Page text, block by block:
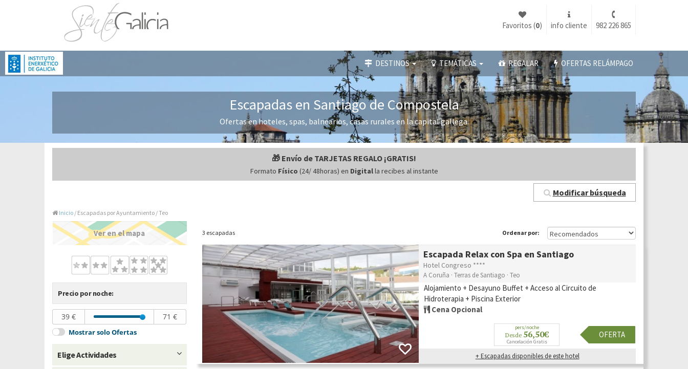
982 226 865
info cliente
Favoritos (0)
DESTINOS TEMÁTICAS REGALAR OFERTAS RELÁMPAGO
Escapadas en Santiago de Compostela
Ofertas en hoteles, spas, balnearios, casas rurales en la capital gallega.
🎁 Envío de TARJETAS REGALO ¡GRATIS!
Formato Físico (24/ 48horas) en Digitalla recibes al instante
Modificar búsqueda
Inicio / Escapadas por Ayuntamiento / Teo
3 escapadas Ordenar por:
Escapada Relax con Spa en Santiago
Hotel Congreso ****
A Coruña · Terras de Santiago · Teo
Alojamiento + Desayuno Buffet + Acceso al Circuito de
Hidroterapia + Piscina Exterior
Cena Opcional
pers/noche
Desde 56,50€
Cancelación Gratis
OFERTA
+ Escapadas disponibles de este hotel
Ver en el mapa
Precio por noche:
39 € 71 €
Mostrar solo Ofertas
Elige Actividades